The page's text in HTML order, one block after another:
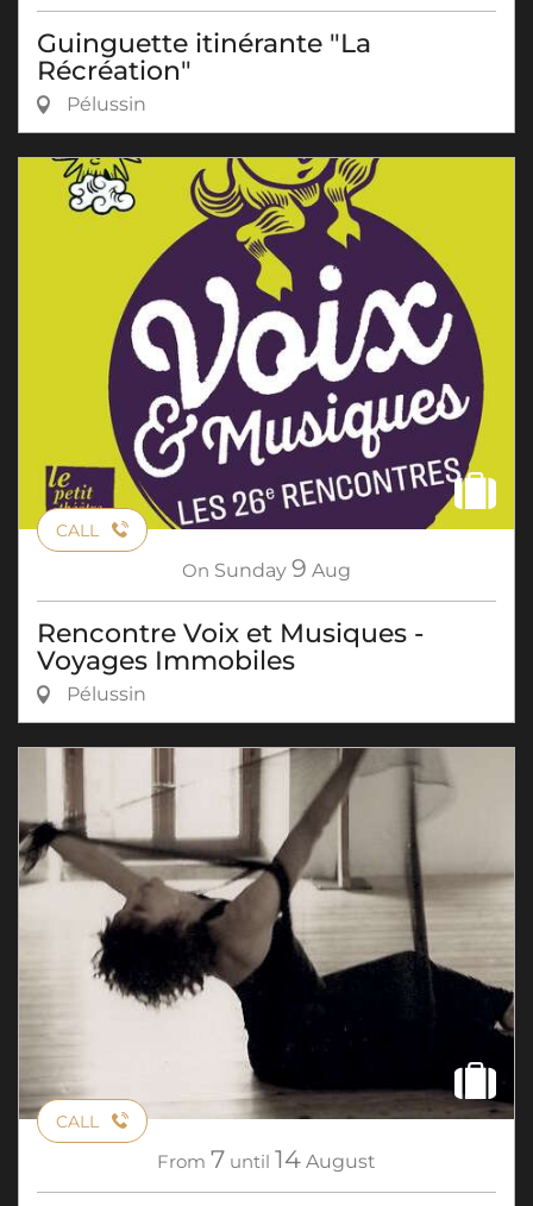
Guinguette itinérante "La
Récréation"
Pélussin
CALL
On Sunday 9 Aug
Rencontre Voix et Musiques -
Voyages Immobiles
Pélussin
CALL
From 7 until 14 August